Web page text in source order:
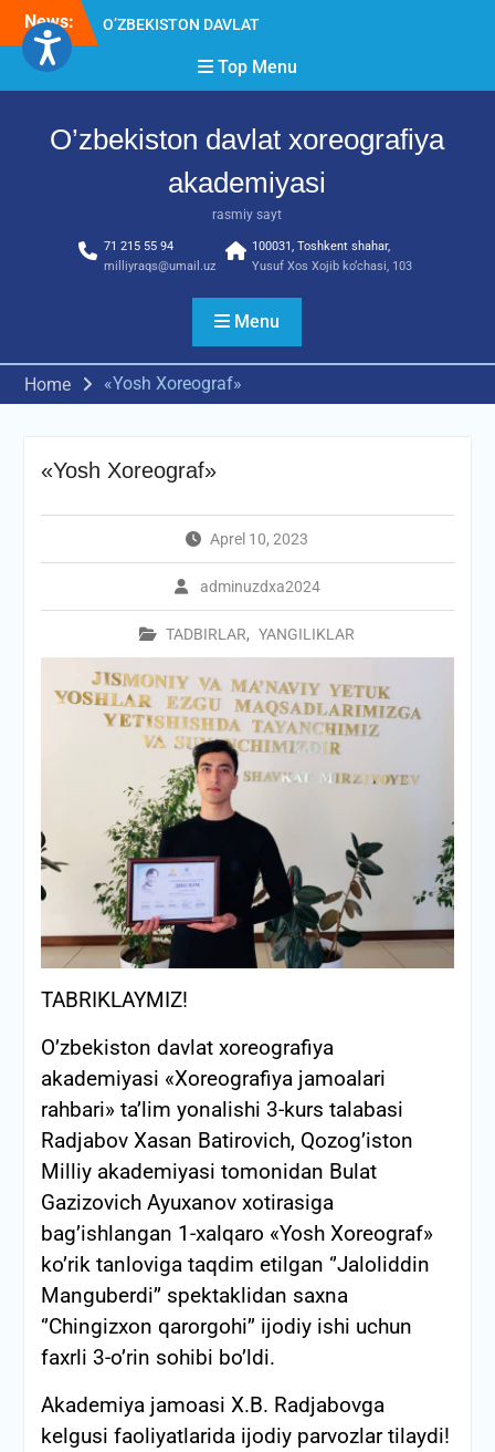
Skip
content
News:
O’ZBEKISTON DAVLAT
AKADEMIYASIDA
о‘tkazilgan kasbiy (ijodiy)
Diqqat e’lon!
imtihon jarayonlari
Top Menu
O’zbekiston davlat xoreografiya
akademiyasi
rasmiy sayt
71 215 55 94
milliyraqs@umail.uz
100031, Toshkent shahar,
Yusuf Xos Xojib ko‘chasi, 103
Menu
Home «Yosh Xoreograf»
«Yosh Xoreograf»
Aprel 10, 2023
adminuzdxa2024
TADBIRLAR, YANGILIKLAR
TABRIKLAYMIZ!
O’zbekiston davlat xoreografiya
akademiyasi «Xoreografiya jamoalari
rahbari» ta’lim yonalishi 3-kurs talabasi
Radjabov Xasan Batirovich, Qozog’iston
Milliy akademiyasi tomonidan Bulat
Gazizovich Ayuxanov xotirasiga
bag’ishlangan 1-xalqaro «Yosh Xoreograf»
ko’rik tanloviga taqdim etilgan ‘’Jaloliddin
Manguberdi’’ spektaklidan saxna
‘’Chingizxon qarorgohi’’ ijodiy ishi uchun
faxrli 3-o’rin sohibi bo’ldi.
Akademiya jamoasi X.B. Radjabovga
kelgusi faoliyatlarida ijodiy parvozlar tilaydi!